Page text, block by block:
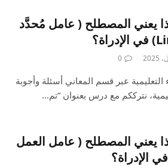
يعني المصطلح ( عامل مُحدَّد
0
عبر قسم المعاني أسئلة وأجوبة
نترككم مع درس بعنوان “تم…
يعني المصطلح ( عامل العمل